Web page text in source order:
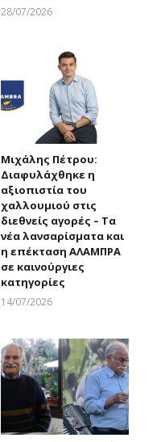
28/07/2026
Μιχάλης Πέτρου:
Διαφυλάχθηκε η
αξιοπιστία του
χαλλουμιού στις
διεθνείς αγορές – Τα
νέα λανσαρίσματα και
η επέκταση ΑΛΑΜΠΡΑ
σε καινούργιες
κατηγορίες
14/07/2026